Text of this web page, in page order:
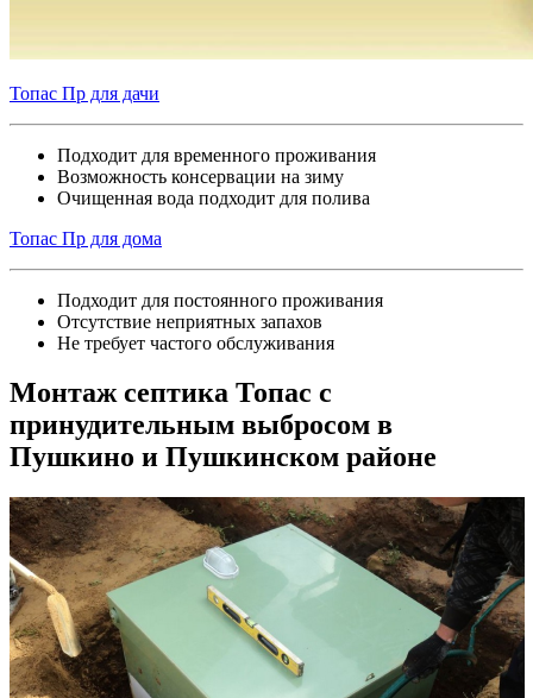
Топас Пр для дачи
Подходит для временного проживания
Возможность консервации на зиму
Очищенная вода подходит для полива
Топас Пр для дома
Подходит для постоянного проживания
Отсутствие неприятных запахов
Не требует частого обслуживания
Монтаж септика Топас с
принудительным выбросом в
Пушкино и Пушкинском районе